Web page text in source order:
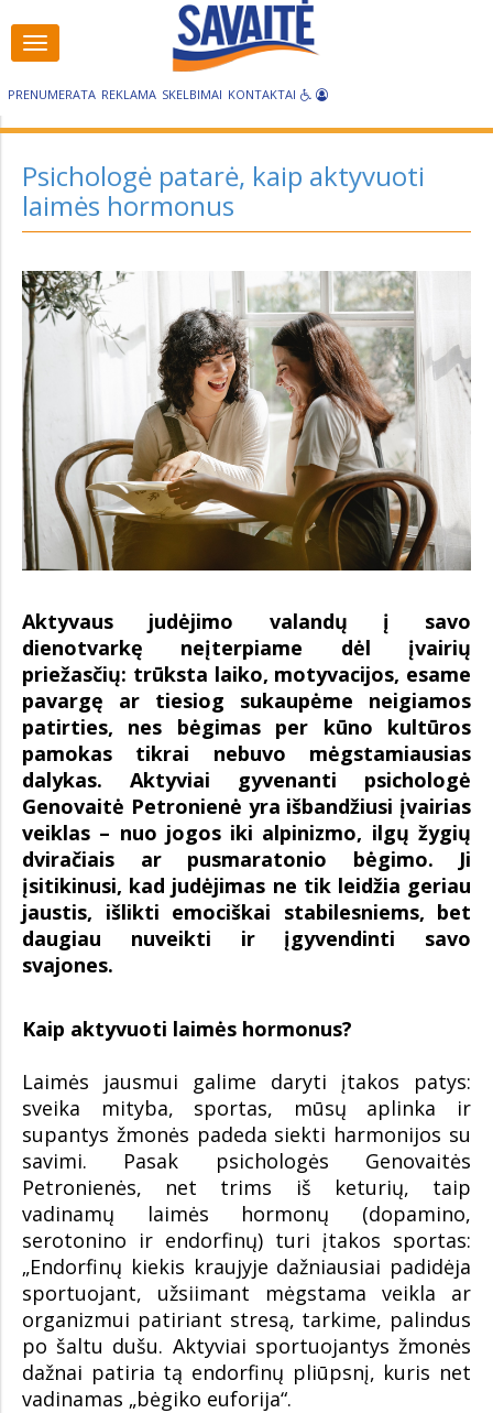
PRENUMERATA REKLAMA SKELBIMAI KONTAKTAI
Visos
kategorijos
Psichologė patarė, kaip aktyvuoti
laimės hormonus
Aktyvaus judėjimo valandų į savo
dienotvarkę neįterpiame dėl įvairių
priežasčių: trūksta laiko, motyvacijos, esame
pavargę ar tiesiog sukaupėme neigiamos
patirties, nes bėgimas per kūno kultūros
pamokas tikrai nebuvo mėgstamiausias
dalykas. Aktyviai gyvenanti psichologė
Genovaitė Petronienė yra išbandžiusi įvairias
veiklas – nuo jogos iki alpinizmo, ilgų žygių
dviračiais ar pusmaratonio bėgimo. Ji
įsitikinusi, kad judėjimas ne tik leidžia geriau
jaustis, išlikti emociškai stabilesniems, bet
daugiau nuveikti ir įgyvendinti savo
svajones.
Kaip aktyvuoti laimės hormonus?
Laimės jausmui galime daryti įtakos patys:
sveika mityba, sportas, mūsų aplinka ir
supantys žmonės padeda siekti harmonijos su
savimi. Pasak psichologės Genovaitės
Petronienės, net trims iš keturių, taip
vadinamų laimės hormonų (dopamino,
serotonino ir endorfinų) turi įtakos sportas:
„Endorfinų kiekis kraujyje dažniausiai padidėja
sportuojant, užsiimant mėgstama veikla ar
organizmui patiriant stresą, tarkime, palindus
po šaltu dušu. Aktyviai sportuojantys žmonės
dažnai patiria tą endorfinų pliūpsnį, kuris net
vadinamas „bėgiko euforija“.
Visos
kategorijos